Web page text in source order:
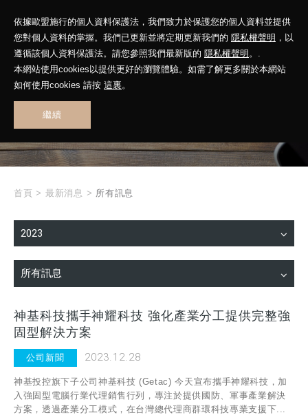
依據歐盟施行的個人資料保護法，我們致力於保護您的個人資料並提供
您對個人資料的掌握。我們已更新並將定期更新我們的 隱私權聲明 ，以
遵循該個人資料保護法。請您參照我們最新版的 隱私權聲明 。.
本網站使用cookies以提供更好的瀏覽體驗。如需了解更多關於本網站
如何使用cookies 請按 這裏。
繼續
WHAT'S NEW
首頁 > 最新消息 > 所有訊息
2023
所有訊息
神基科技攜手神耀科技 強化產業分工提供完整強
固型解決方案
公司新聞 2023.12.28
神基投控旗下子公司神基科技 (Getac) 今天宣布攜手神耀科技，加
入強固型電腦行業代理銷售行列，專注於提供國防、軍事產業解決
方案，透過產業分工模式，在台灣總代理商群環科技專業支援下...